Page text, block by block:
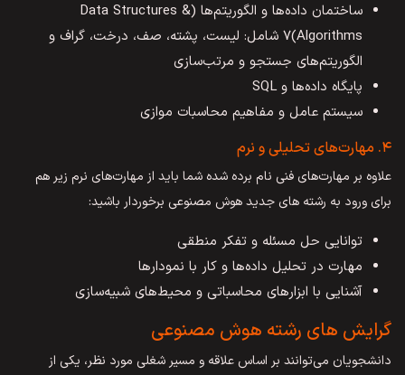
ساختمان داده‌ها و الگوریتم‌ها (Data Structures &
Algorithms)۷ شامل: لیست، پشته، صف، درخت، گراف و
الگوریتم‌های جستجو و مرتب‌سازی
پایگاه داده‌ها و SQL
سیستم عامل و مفاهیم محاسبات موازی
۴. مهارت‌های تحلیلی و نرم
علاوه بر مهارت‌های فنی نام برده شده شما باید از مهارت‌های نرم زیر هم
برای ورود به رشته های جدید هوش مصنوعی برخوردار باشید:
توانایی حل مسئله و تفکر منطقی
مهارت در تحلیل داده‌ها و کار با نمودارها
آشنایی با ابزارهای محاسباتی و محیط‌های شبیه‌سازی
گرایش های رشته هوش مصنوعی
دانشجویان می‌توانند بر اساس علاقه و مسیر شغلی مورد نظر، یکی از